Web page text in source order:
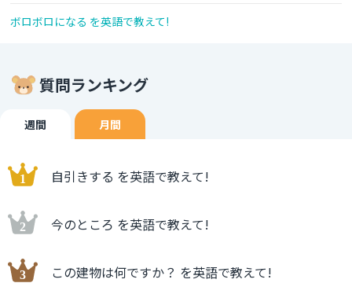
ボロボロになる を英語で教えて!
質問ランキング
週間 月間
自引きする を英語で教えて!
今のところ を英語で教えて!
この建物は何ですか？ を英語で教えて!